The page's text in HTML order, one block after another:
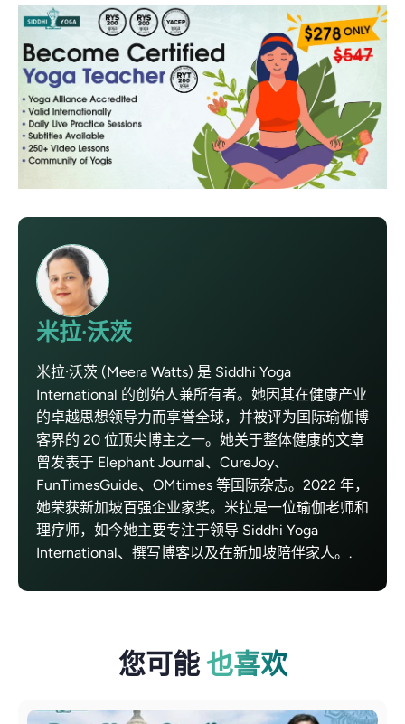
米拉·沃茨
米拉·沃茨 (Meera Watts) 是 Siddhi Yoga
International 的创始人兼所有者。她因其在健康产业
的卓越思想领导力而享誉全球，并被评为国际瑜伽博
客界的 20 位顶尖博主之一。她关于整体健康的文章
曾发表于 Elephant Journal、CureJoy、
FunTimesGuide、OMtimes 等国际杂志。2022 年，
她荣获新加坡百强企业家奖。米拉是一位瑜伽老师和
理疗师，如今她主要专注于领导 Siddhi Yoga
International、撰写博客以及在新加坡陪伴家人。.
您可能 也喜欢